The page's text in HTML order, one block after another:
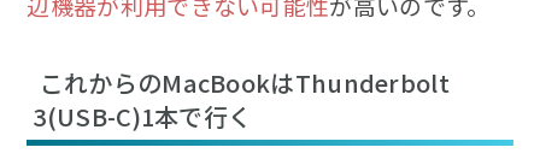
これからのMacBookはThunderbolt
3(USB-C)1本で行く